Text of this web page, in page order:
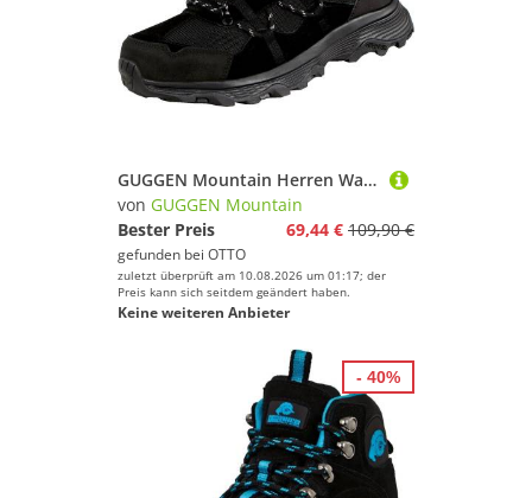
GUGGEN Mountain Herren Wanderschuh Trekkingschuhe Männer Wanderschuhe T029v2 Wanderschuh Walkingschuhe Outdoorschuhe Wildleder Echtleder Leder wasserdicht
von GUGGEN Mountain
Bester Preis
69,44 € 109,90 €
gefunden bei OTTO
zuletzt überprüft am 10.08.2026 um 01:17; der
Preis kann sich seitdem geändert haben.
Keine weiteren Anbieter
- 40%